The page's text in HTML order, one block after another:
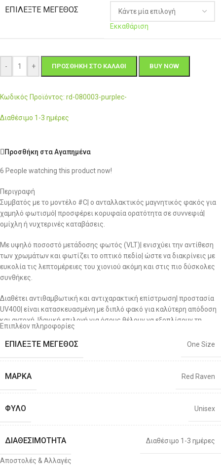
ΕΠΙΛΈΞΤΕ ΜΈΓΕΘΟΣ
Εκκαθάριση
- + ΠΡΟΣΘΉΚΗ ΣΤΟ ΚΑΛΆΘΙ BUY NOW
Κωδικός Προϊόντος: rd-080003-purplec-
Διαθέσιμο 1-3 ημέρες
Προσθήκη στα Αγαπημένα
6 People watching this product now!
Περιγραφή
Συμβατός με το μοντέλο #C| ο ανταλλακτικός μαγνητικός φακός για
χαμηλό φωτισμό| προσφέρει κορυφαία ορατότητα σε συννεφιά|
ομίχλη ή νυχτερινές καταβάσεις.
Με υψηλό ποσοστό μετάδοσης φωτός (VLT)| ενισχύει την αντίθεση
των χρωμάτων και φωτίζει το οπτικό πεδίο| ώστε να διακρίνεις με
ευκολία τις λεπτομέρειες του χιονιού ακόμη και στις πιο δύσκολες
συνθήκες.
Διαθέτει αντιθαμβωτική και αντιχαρακτική επίστρωση| προστασία
UV400| είναι κατασκευασμένη με διπλό φακό για καλύτερη απόδοση
και αντοχή. Ιδανική επιλογή για όσους θέλουν να εξοπλίσουν τη
μάσκα τους με έξτρα φακό ειδικά μελετημένο για κακοκαιρία.
Επιπλέον πληροφορίες
ΕΠΙΛΈΞΤΕ ΜΈΓΕΘΟΣ One Size
ΜΆΡΚΑ Red Raven
ΦΎΛΟ Unisex
ΔΙΑΘΕΣΙΜΌΤΗΤΑ Διαθέσιμο 1-3 ημέρες
Αποστολές & Αλλαγές